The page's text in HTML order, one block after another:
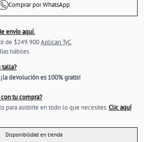
Comprar por WhatsApp
envío aquí.
de $249.900Aplican TyC.
hábiles.
talla?
¡la devolución es 100% gratis!
tu compra?
para asistirte en todo lo que necesites.Clic aquí
Disponibilidad en tienda